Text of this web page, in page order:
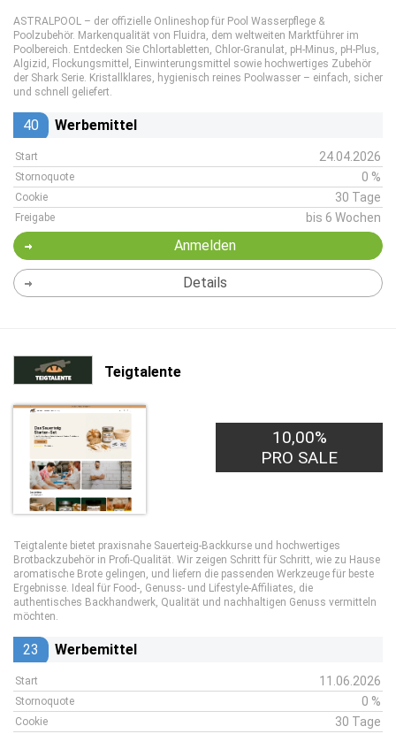
ASTRALPOOL – der offizielle Onlineshop für Pool Wasserpflege &
Poolzubehör. Markenqualität von Fluidra, dem weltweiten Marktführer im
Poolbereich. Entdecken Sie Chlortabletten, Chlor-Granulat, pH-Minus, pH-Plus,
Algizid, Flockungsmittel, Einwinterungsmittel sowie hochwertiges Zubehör
der Shark Serie. Kristallklares, hygienisch reines Poolwasser – einfach, sicher
und schnell geliefert.
40 Werbemittel
Start 24.04.2026
Stornoquote 0 %
Cookie 30 Tage
Freigabe bis 6 Wochen
Anmelden
Details
Teigtalente
10,00%
PRO SALE
Teigtalente bietet praxisnahe Sauerteig-Backkurse und hochwertiges
Brotbackzubehör in Profi-Qualität. Wir zeigen Schritt für Schritt, wie zu Hause
aromatische Brote gelingen, und liefern die passenden Werkzeuge für beste
Ergebnisse. Ideal für Food-, Genuss- und Lifestyle-Affiliates, die
authentisches Backhandwerk, Qualität und nachhaltigen Genuss vermitteln
möchten.
23 Werbemittel
Start 11.06.2026
Stornoquote 0 %
Cookie 30 Tage